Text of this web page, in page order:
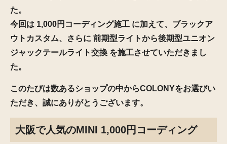
た。
今回は 1,000円コーディング施工 に加えて、 ブラックア
ウトカスタム、さらに 前期型ライトから後期型ユニオン
ジャックテールライト交換 を施工させていただきまし
た。
このたびは数あるショップの中からCOLONYをお選びい
ただき、誠にありがとうございます。
大阪で人気のMINI 1,000円コーディング